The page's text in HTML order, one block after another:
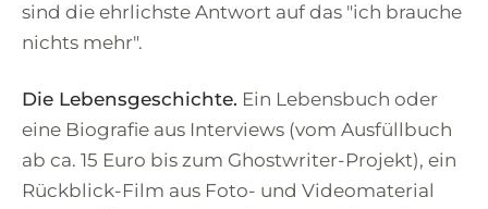
sind die ehrlichste Antwort auf das "ich brauche
nichts mehr".
Die Lebensgeschichte. Ein Lebensbuch oder
eine Biografie aus Interviews (vom Ausfüllbuch
ab ca. 15 Euro bis zum Ghostwriter-Projekt), ein
Rückblick-Film aus Foto- und Videomaterial